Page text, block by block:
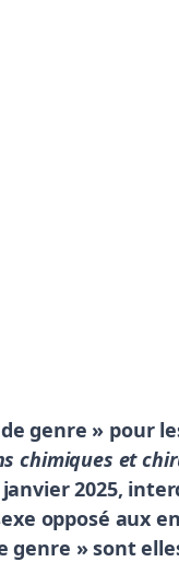
genre » pour
chimiques et
janvier 2025,
opposé aux
» sont